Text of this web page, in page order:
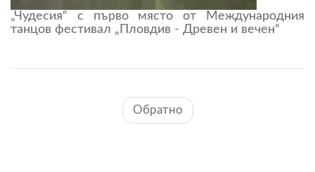
„Чудесия“ с първо място от Международния
танцов фестивал „Пловдив - Древен и вечен“
Обратно